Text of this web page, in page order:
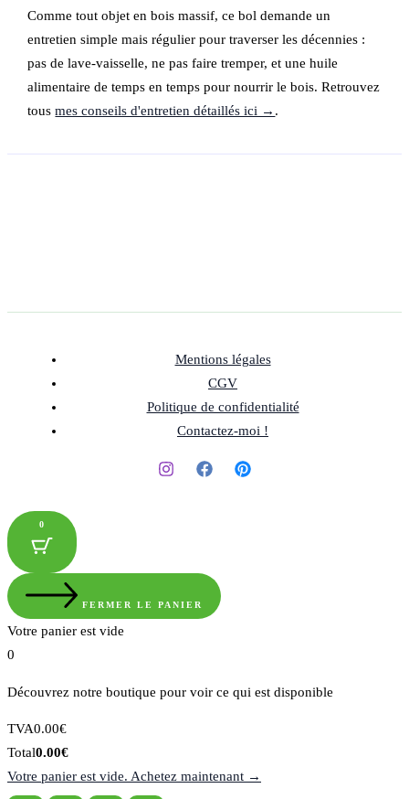
Comme tout objet en bois massif, ce bol demande un
entretien simple mais régulier pour traverser les décennies :
pas de lave-vaisselle, ne pas faire tremper, et une huile
alimentaire de temps en temps pour nourrir le bois. Retrouvez
tousmes conseils d'entretien détaillés ici → .
Mentions légales
CGV
Politique de confidentialité
Contactez-moi !
0
FERMER LE PANIER
Votre panier est vide
0
Découvrez notre boutique pour voir ce qui est disponible
Montant
de
la
TVA0.00€
Total
du
Total0.00€
Votre panier est vide. Achetez maintenant →